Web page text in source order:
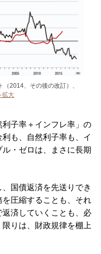
（2014、その後の改訂）、
拡大
子率＋インフレ率」の
も、自然利子率も、イ
・ゼロは、まさに長期
国債返済を先送りでき
圧縮することも、それ
済していくことも、必
りは、財政規律を棚上